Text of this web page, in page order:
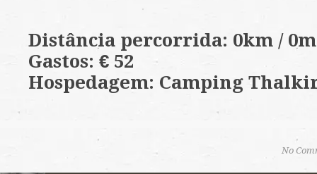
Distância percorrida: 0km /
Gastos: € 52
Hospedagem: Camping
No